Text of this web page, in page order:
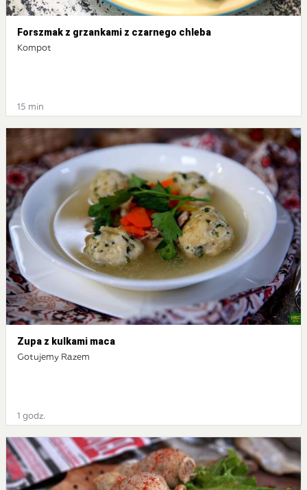
Forszmak z grzankami z czarnego chleba
Kompot
15 min
Zupa z kulkami maca
Gotujemy Razem
1 godz.